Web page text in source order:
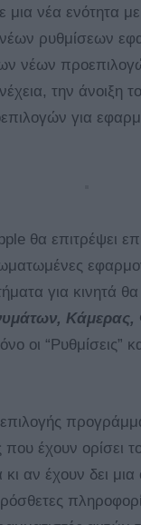
νέα ενότητα με
ρυθμίσεων
νέων
την άνοιξη
για
θα επιτρέψει
για κινητά
οι “Ρυθμίσεις”
έχουν ορίσει
αν έχουν δει